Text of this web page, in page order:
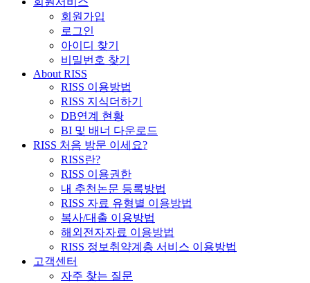
회원가입
로그인
아이디 찾기
비밀번호 찾기
About RISS
RISS 이용방법
RISS 지식더하기
DB연계 현황
BI 및 배너 다운로드
RISS 처음 방문 이세요?
RISS란?
RISS 이용권한
내 추천논문 등록방법
RISS 자료 유형별 이용방법
복사/대출 이용방법
해외전자자료 이용방법
RISS 정보취약계층 서비스 이용방법
고객센터
자주 찾는 질문